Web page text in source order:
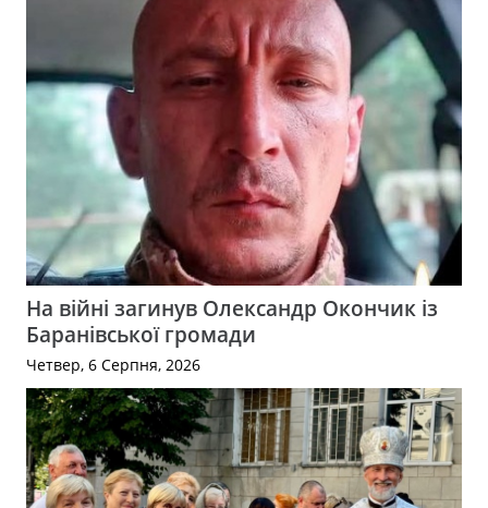
На війні загинув Олександр Окончик із
Баранівської громади
Четвер, 6 Серпня, 2026